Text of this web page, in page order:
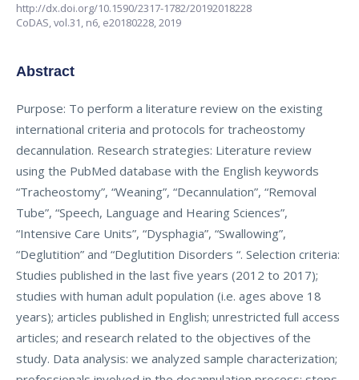
http://dx.doi.org/10.1590/2317-1782/20192018228
CoDAS,vol.31, n6, e20180228, 2019
Abstract
Purpose: To perform a literature review on the existing
international criteria and protocols for tracheostomy
decannulation. Research strategies: Literature review
using the PubMed database with the English keywords
“Tracheostomy”, “Weaning”, “Decannulation”, “Removal
Tube”, “Speech, Language and Hearing Sciences”,
“Intensive Care Units”, “Dysphagia”, “Swallowing”,
“Deglutition” and “Deglutition Disorders “. Selection criteria:
Studies published in the last five years (2012 to 2017);
studies with human adult population (i.e. ages above 18
years); articles published in English; unrestricted full access
articles; and research related to the objectives of the
study. Data analysis: we analyzed sample characterization;